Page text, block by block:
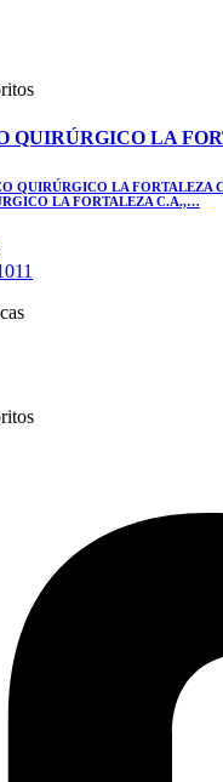
QUIRÚRGICO LA
QUIRÚRGICO LA FORTALEZA
LA FORTALEZA C.A.,…